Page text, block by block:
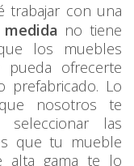
trabajar con una
no tiene
los muebles
ofrecerte
prefabricado. Lo
nosotros te
las
que tu mueble
alta gama te lo